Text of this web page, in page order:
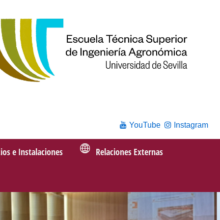
YouTube Instagram
e Instalaciones Relaciones Externas